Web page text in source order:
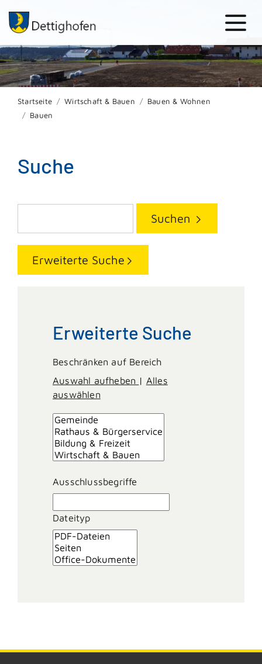
Startseite Wirtschaft & Bauen
Bauen & Wohnen
Bauen
Suche
Suchen
Erweiterte Suche
Erweiterte Suche
Beschränken auf Bereich
Auswahl aufheben | Alles
auswählen
Ausschlussbegriffe
Dateityp